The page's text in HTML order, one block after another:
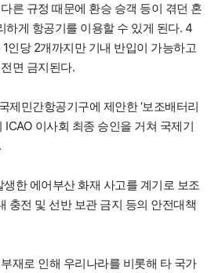
른 규정 때문에 환승 승객 등이 겪던 혼
하게 항공기를 이용할 수 있게 된다. 4
인당 2개까지만 기내 반입이 가능하고
면 금지된다.
제민간항공기구에 제안한 ‘보조배터리
ICAO 이사회 최종 승인을 거쳐 국제기
생한 에어부산 화재 사고를 계기로 보조
충전 및 선반 보관 금지 등의 안전대책
재로 인해 우리나라를 비롯해 타 국가